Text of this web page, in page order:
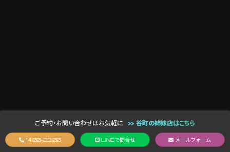
ご予約・お問い合わせはお気軽に >> 谷町の姉妹店はこちら
14:00-23:00 LINEで問合せ メールフォーム